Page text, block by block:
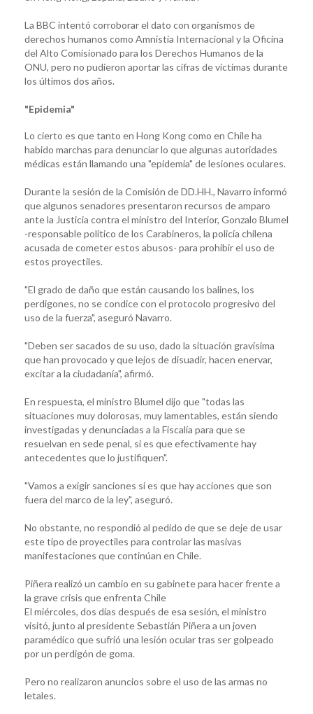
La BBC intentó corroborar el dato con organismos de
derechos humanos como Amnistía Internacional y la Oficina
del Alto Comisionado para los Derechos Humanos de la
ONU, pero no pudieron aportar las cifras de víctimas durante
los últimos dos años.
"Epidemia"
Lo cierto es que tanto en Hong Kong como en Chile ha
habido marchas para denunciar lo que algunas autoridades
médicas están llamando una "epidemia" de lesiones oculares.
Durante la sesión de la Comisión de DD.HH., Navarro informó
que algunos senadores presentaron recursos de amparo
ante la Justicia contra el ministro del Interior, Gonzalo Blumel
-responsable político de los Carabineros, la policía chilena
acusada de cometer estos abusos- para prohibir el uso de
estos proyectiles.
"El grado de daño que están causando los balines, los
perdigones, no se condice con el protocolo progresivo del
uso de la fuerza", aseguró Navarro.
"Deben ser sacados de su uso, dado la situación gravísima
que han provocado y que lejos de disuadir, hacen enervar,
excitar a la ciudadanía", afirmó.
En respuesta, el ministro Blumel dijo que "todas las
situaciones muy dolorosas, muy lamentables, están siendo
investigadas y denunciadas a la Fiscalía para que se
resuelvan en sede penal, si es que efectivamente hay
antecedentes que lo justifiquen".
"Vamos a exigir sanciones si es que hay acciones que son
fuera del marco de la ley", aseguró.
No obstante, no respondió al pedido de que se deje de usar
este tipo de proyectiles para controlar las masivas
manifestaciones que continúan en Chile.
Piñera realizó un cambio en su gabinete para hacer frente a
la grave crisis que enfrenta Chile
El miércoles, dos días después de esa sesión, el ministro
visitó, junto al presidente Sebastián Piñera a un joven
paramédico que sufrió una lesión ocular tras ser golpeado
por un perdigón de goma.
Pero no realizaron anuncios sobre el uso de las armas no
letales.